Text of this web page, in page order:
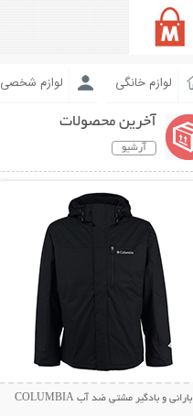
لوازم خانگی لوازم شخصی
آخرین محصولات
آرشیو
بارانی و بادگیر مشتی ضد آب COLUMBIA